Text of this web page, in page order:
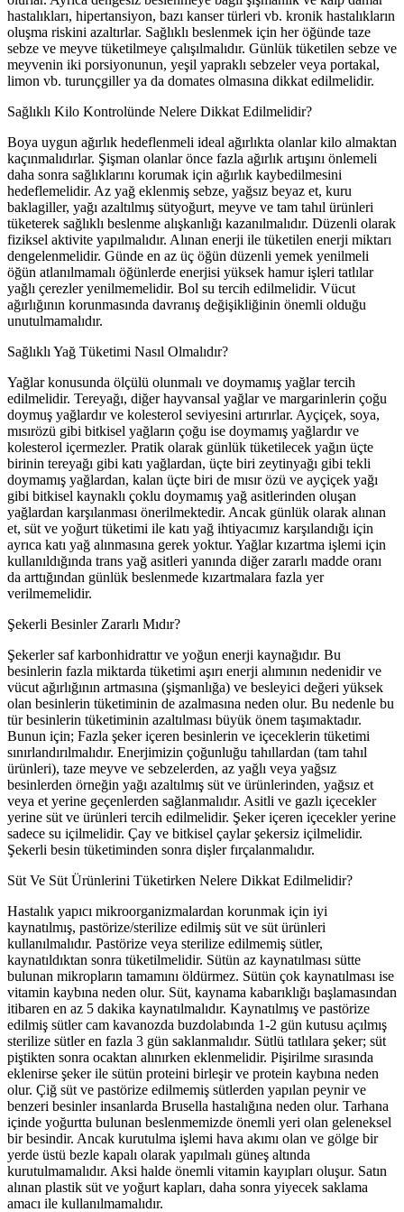
hastalıkları, hipertansiyon, bazı kanser türleri vb. kronik hastalıkların
oluşma riskini azaltırlar. Sağlıklı beslenmek için her öğünde taze
sebze ve meyve tüketilmeye çalışılmalıdır. Günlük tüketilen sebze ve
meyvenin iki porsiyonunun, yeşil yapraklı sebzeler veya portakal,
limon vb. turunçgiller ya da domates olmasına dikkat edilmelidir.
Sağlıklı Kilo Kontrolünde Nelere Dikkat Edilmelidir?
Boya uygun ağırlık hedeflenmeli ideal ağırlıkta olanlar kilo almaktan
kaçınmalıdırlar. Şişman olanlar önce fazla ağırlık artışını önlemeli
daha sonra sağlıklarını korumak için ağırlık kaybedilmesini
hedeflemelidir. Az yağ eklenmiş sebze, yağsız beyaz et, kuru
baklagiller, yağı azaltılmış sütyoğurt, meyve ve tam tahıl ürünleri
tüketerek sağlıklı beslenme alışkanlığı kazanılmalıdır. Düzenli olarak
fiziksel aktivite yapılmalıdır. Alınan enerji ile tüketilen enerji miktarı
dengelenmelidir. Günde en az üç öğün düzenli yemek yenilmeli
öğün atlanılmamalı öğünlerde enerjisi yüksek hamur işleri tatlılar
yağlı çerezler yenilmemelidir. Bol su tercih edilmelidir. Vücut
ağırlığının korunmasında davranış değişikliğinin önemli olduğu
unutulmamalıdır.
Sağlıklı Yağ Tüketimi Nasıl Olmalıdır?
Yağlar konusunda ölçülü olunmalı ve doymamış yağlar tercih
edilmelidir. Tereyağı, diğer hayvansal yağlar ve margarinlerin çoğu
doymuş yağlardır ve kolesterol seviyesini artırırlar. Ayçiçek, soya,
mısırözü gibi bitkisel yağların çoğu ise doymamış yağlardır ve
kolesterol içermezler. Pratik olarak günlük tüketilecek yağın üçte
birinin tereyağı gibi katı yağlardan, üçte biri zeytinyağı gibi tekli
doymamış yağlardan, kalan üçte biri de mısır özü ve ayçiçek yağı
gibi bitkisel kaynaklı çoklu doymamış yağ asitlerinden oluşan
yağlardan karşılanması önerilmektedir. Ancak günlük olarak alınan
et, süt ve yoğurt tüketimi ile katı yağ ihtiyacımız karşılandığı için
ayrıca katı yağ alınmasına gerek yoktur. Yağlar kızartma işlemi için
kullanıldığında trans yağ asitleri yanında diğer zararlı madde oranı
da arttığından günlük beslenmede kızartmalara fazla yer
verilmemelidir.
Şekerli Besinler Zararlı Mıdır?
Şekerler saf karbonhidrattır ve yoğun enerji kaynağıdır. Bu
besinlerin fazla miktarda tüketimi aşırı enerji alımının nedenidir ve
vücut ağırlığının artmasına (şişmanlığa) ve besleyici değeri yüksek
olan besinlerin tüketiminin de azalmasına neden olur. Bu nedenle bu
tür besinlerin tüketiminin azaltılması büyük önem taşımaktadır.
Bunun için; Fazla şeker içeren besinlerin ve içeceklerin tüketimi
sınırlandırılmalıdır. Enerjimizin çoğunluğu tahıllardan (tam tahıl
ürünleri), taze meyve ve sebzelerden, az yağlı veya yağsız
besinlerden örneğin yağı azaltılmış süt ve ürünlerinden, yağsız et
veya et yerine geçenlerden sağlanmalıdır. Asitli ve gazlı içecekler
yerine süt ve ürünleri tercih edilmelidir. Şeker içeren içecekler yerine
sadece su içilmelidir. Çay ve bitkisel çaylar şekersiz içilmelidir.
Şekerli besin tüketiminden sonra dişler fırçalanmalıdır.
Süt Ve Süt Ürünlerini Tüketirken Nelere Dikkat Edilmelidir?
Hastalık yapıcı mikroorganizmalardan korunmak için iyi
kaynatılmış, pastörize/sterilize edilmiş süt ve süt ürünleri
kullanılmalıdır. Pastörize veya sterilize edilmemiş sütler,
kaynatıldıktan sonra tüketilmelidir. Sütün az kaynatılması sütte
bulunan mikropların tamamını öldürmez. Sütün çok kaynatılması ise
vitamin kaybına neden olur. Süt, kaynama kabarıklığı başlamasından
itibaren en az 5 dakika kaynatılmalıdır. Kaynatılmış ve pastörize
edilmiş sütler cam kavanozda buzdolabında 1-2 gün kutusu açılmış
sterilize sütler en fazla 3 gün saklanmalıdır. Sütlü tatlılara şeker; süt
piştikten sonra ocaktan alınırken eklenmelidir. Pişirilme sırasında
eklenirse şeker ile sütün proteini birleşir ve protein kaybına neden
olur. Çiğ süt ve pastörize edilmemiş sütlerden yapılan peynir ve
benzeri besinler insanlarda Brusella hastalığına neden olur. Tarhana
içinde yoğurtta bulunan beslenmemizde önemli yeri olan geleneksel
bir besindir. Ancak kurutulma işlemi hava akımı olan ve gölge bir
yerde üstü bezle kapalı olarak yapılmalı güneş altında
kurutulmamalıdır. Aksi halde önemli vitamin kayıpları oluşur. Satın
alınan plastik süt ve yoğurt kapları, daha sonra yiyecek saklama
amacı ile kullanılmamalıdır.